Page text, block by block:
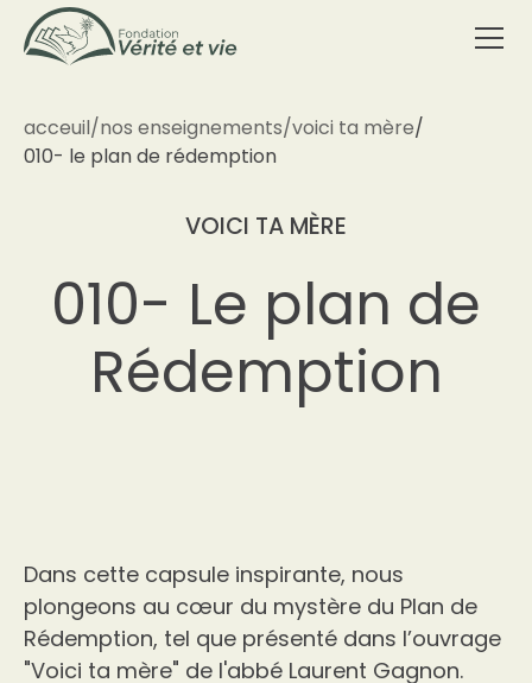
acceuil/nos enseignements/voici ta mère/
010- le plan de rédemption
VOICI TA MÈRE
010- Le plan de
Rédemption
Dans cette capsule inspirante, nous
plongeons au cœur du mystère du Plan de
Rédemption, tel que présenté dans l’ouvrage
"Voici ta mère" de l'abbé Laurent Gagnon.